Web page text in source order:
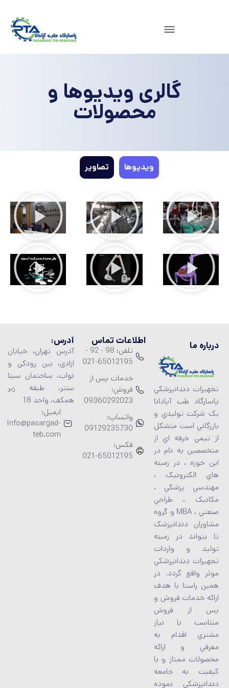
گالری ویدیوها و
محصولات
ویدیوها تصاویر
درباره ما
تجهيزات دندانپزشکي
پاسارگاد طب آپادانا
يک شرکت توليدي و
بازرگاني است متشکل
از تيمي حرفه اي از
متخصصين به نام در
اين حوزه ، در زمينه
هاي الکترونيک ،
مهندسي پزشکي ،
مکانيک ، طراحي
صنعتي ، MBA و گروه
مشاوران دندانپزشک
تا بتواند در زمينه
توليد و واردات
تجهيزات دندانپزشکي
موثر واقع گردد. در
همين راستا با هدف
ارائه خدمات فروش و
پس از فروش
متناسب با نياز
مشتري اقدام به
معرفي و ارائه
محصولات ممتاز و با
کيفيت به جامعه
دندانپزشکي نموده
اطلاعات تماس
تلفن: 98 - 92 -
65012195-021
خدمات پس از
فروش:
09360292023
واتساپ:
09129235730
فکس:
65012195-021
آدرس:
آدرس تهران، خیابان
ازادی، بین رودکی و
نواب، ساختمان سینا
سنتر، طبقه زیر
همکف، واحد 18
ایمیل:
Info@pasargad-
teb.com